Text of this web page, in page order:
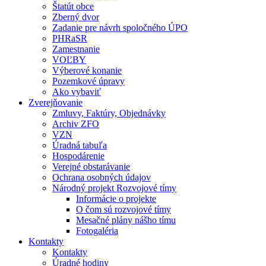
Štatút obce
Zberný dvor
Zadanie pre návrh spoločného ÚPO
PHRaSR
Zamestnanie
VOĽBY
Výberové konanie
Pozemkové úpravy
Ako vybaviť
Zverejňovanie
Zmluvy, Faktúry, Objednávky
Archiv ZFO
VZN
Úradná tabuľa
Hospodárenie
Verejné obstarávanie
Ochrana osobných údajov
Národný projekt Rozvojové tímy
Informácie o projekte
O čom sú rozvojové tímy
Mesačné plány nášho tímu
Fotogaléria
Kontakty
Kontakty
Úradné hodiny